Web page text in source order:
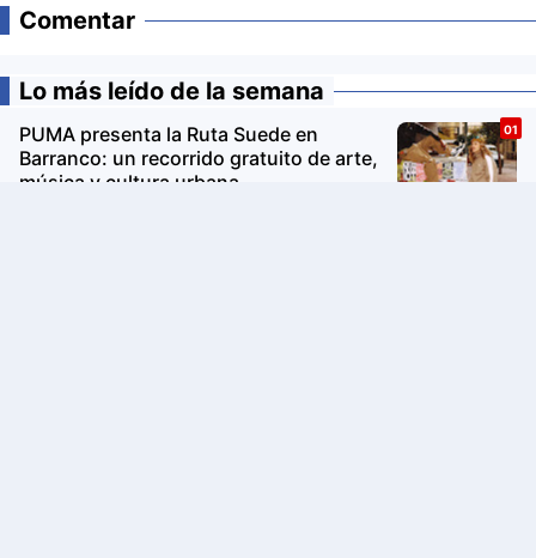
Comentar
Lo más leído de la semana
PUMA presenta la Ruta Suede en
Barranco: un recorrido gratuito de arte,
música y cultura urbana